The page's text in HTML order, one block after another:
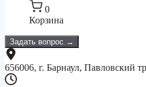
0
Корзина
Задать вопрос →
656006, г. Барнаул, Павловский